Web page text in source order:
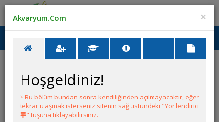
Ana Menü
Yarışmalar
Katıl Ödüller Kurallar
132. Yarışma
×
Akvaryum.Com
Hoşgeldiniz!
* Bu bölüm bundan sonra kendiliğinden açılmayacaktır, eğer
tekrar ulaşmak isterseniz sitenin sağ üstündeki "Yönlendirici
" tuşuna tıklayabilirsiniz.